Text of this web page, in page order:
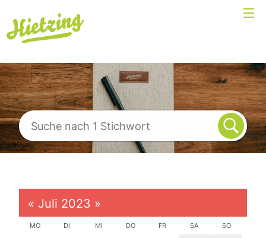
« Juli 2023 »
MO DI MI DO FR SA SO